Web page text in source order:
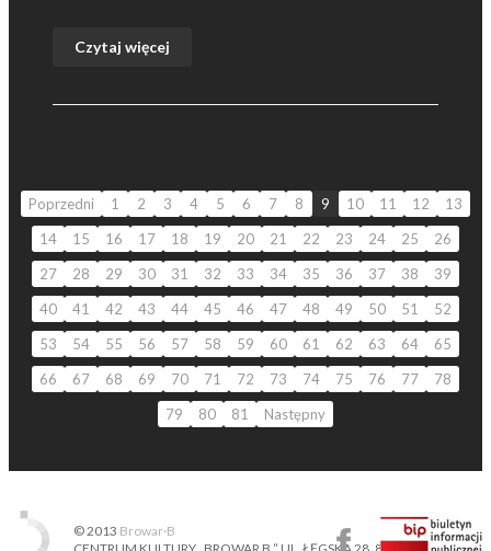
Czytaj więcej
Poprzedni 1 2 3 4 5 6 7 8 9 10 11 12
13
14
15 16 17 18 19 20 21 22 23 24 25
26
27
28 29 30 31 32 33 34 35 36 37 38
39
40
41 42 43 44 45 46 47 48 49 50 51
52
53
54 55 56 57 58 59 60 61 62 63 64
65
66
67 68 69 70 71 72 73 74 75 76 77
78
79
80 81 Następny
© 2013 Browar·B